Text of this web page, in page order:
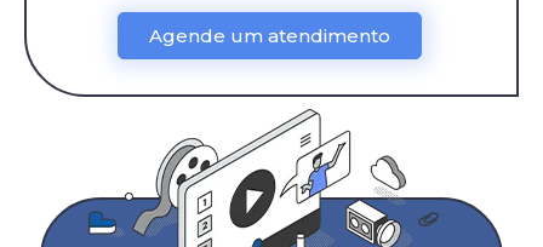
Agende um atendimento